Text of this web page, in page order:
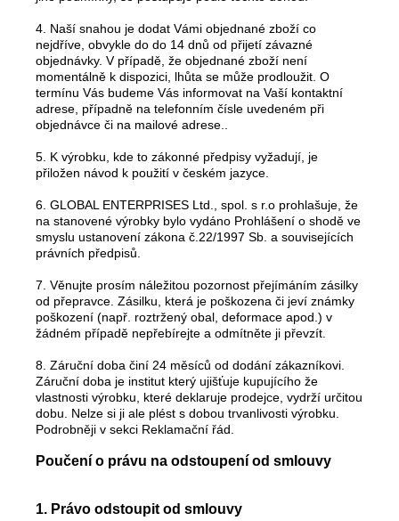
4. Naší snahou je dodat Vámi objednané zboží co
nejdříve, obvykle do do 14 dnů od přijetí závazné
objednávky. V případě, že objednané zboží není
momentálně k dispozici, lhůta se může prodloužit. O
termínu Vás budeme Vás informovat na Vaší kontaktní
adrese, případně na telefonním čísle uvedeném při
objednávce či na mailové adrese..
5. K výrobku, kde to zákonné předpisy vyžadují, je
přiložen návod k použití v českém jazyce.
6. GLOBAL ENTERPRISES Ltd., spol. s r.o prohlašuje, že
na stanovené výrobky bylo vydáno Prohlášení o shodě ve
smyslu ustanovení zákona č.22/1997 Sb. a souvisejících
právních předpisů.
7. Věnujte prosím náležitou pozornost přejímáním zásilky
od přepravce. Zásilku, která je poškozena či jeví známky
poškození (např. roztržený obal, deformace apod.) v
žádném případě nepřebírejte a odmítněte ji převzít.
8. Záruční doba činí 24 měsíců od dodání zákazníkovi.
Záruční doba je institut který ujišťuje kupujícího že
vlastnosti výrobku, které deklaruje prodejce, vydrží určitou
dobu. Nelze si ji ale plést s dobou trvanlivosti výrobku.
Podrobněji v sekci Reklamační řád.
Poučení o právu na odstoupení od smlouvy
1. Právo odstoupit od smlouvy